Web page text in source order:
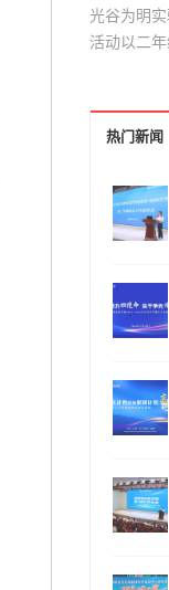
光谷为明
活动以二
热门新闻